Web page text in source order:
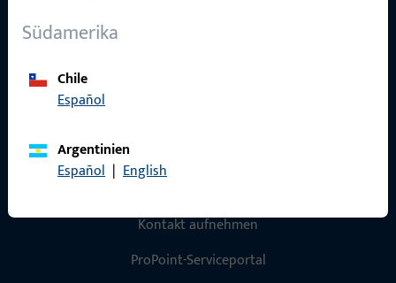
Südamerika
Chile
Español
Argentinien
Español | English
Kontakt aufnehmen
ProPoint-Serviceportal